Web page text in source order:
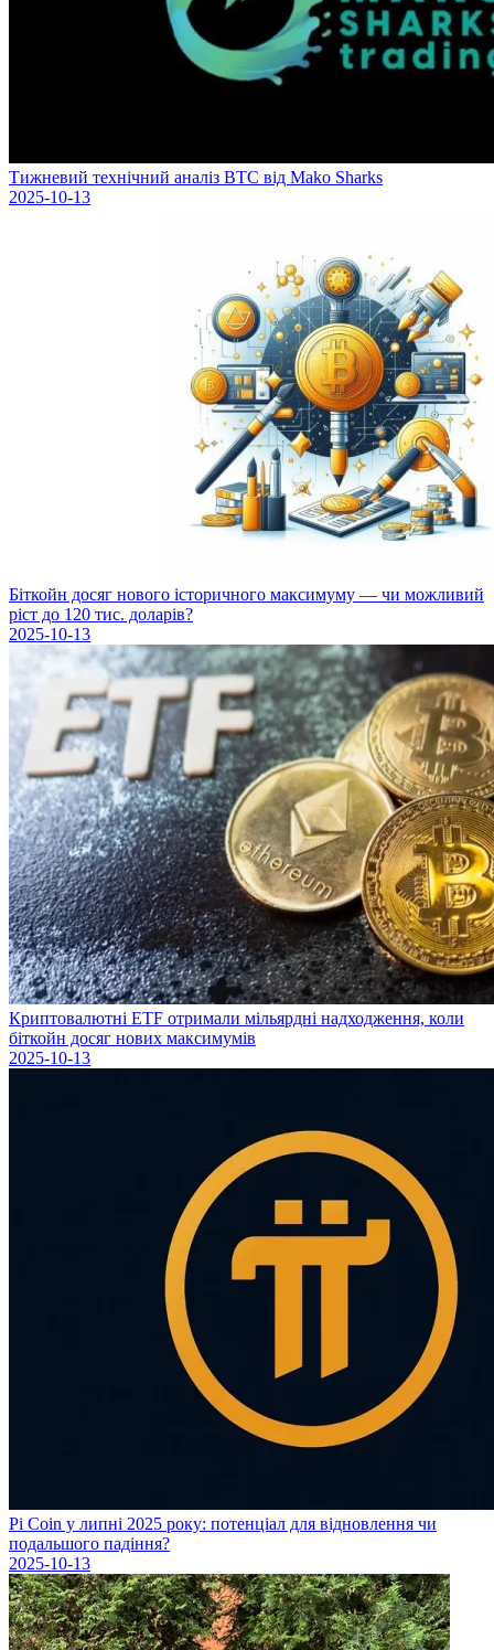
Тижневий технічний аналіз BTC від Mako Sharks
2025-10-13
Біткойн досяг нового історичного максимуму — чи можливий
ріст до 120 тис. доларів?
2025-10-13
Криптовалютні ETF отримали мільярдні надходження, коли
біткойн досяг нових максимумів
2025-10-13
Pi Coin у липні 2025 року: потенціал для відновлення чи
подальшого падіння?
2025-10-13